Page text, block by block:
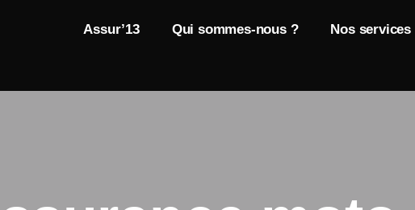
Assur’13 Qui sommes-nous ? Nos services